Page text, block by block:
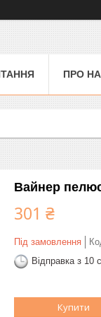
ПРО
Вайнер
301 ₴
Під замовлення
Відправка з 10
Купити